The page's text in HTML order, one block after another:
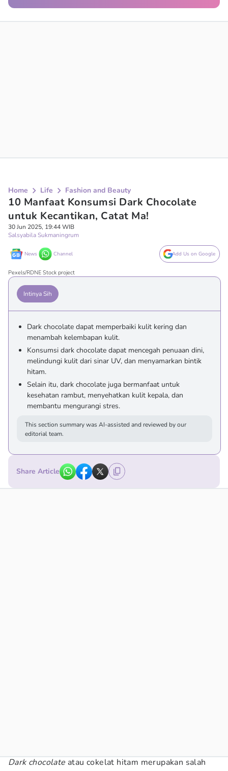
Home Life Fashion and Beauty
10 Manfaat Konsumsi Dark Chocolate
untuk Kecantikan, Catat Ma!
30 Jun 2025, 19:44 WIB
Salsyabila Sukmaningrum
News Channel Add Us on Google
Pexels/RDNE Stock project
Intinya Sih
Dark chocolate dapat memperbaiki kulit kering dan
menambah kelembapan kulit.
Konsumsi dark chocolate dapat mencegah penuaan dini,
melindungi kulit dari sinar UV, dan menyamarkan bintik
hitam.
Selain itu, dark chocolate juga bermanfaat untuk
kesehatan rambut, menyehatkan kulit kepala, dan
membantu mengurangi stres.
This section summary was AI-assisted and reviewed by our
editorial team.
Share Article
Dark chocolate atau cokelat hitam merupakan salah